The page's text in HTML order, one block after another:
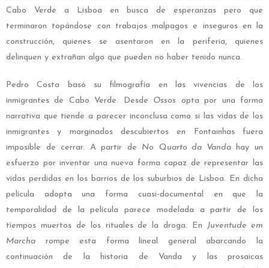
Cabo Verde a Lisboa en busca de esperanzas pero que
terminaron topándose con trabajos malpagos e inseguros en la
construcción, quienes se asentaron en la periferia, quienes
delinquen y extrañan algo que pueden no haber tenido nunca.
Pedro Costa basó su filmografía en las vivencias de los
inmigrantes de Cabo Verde. Desde Ossos opta por una forma
narrativa que tiende a parecer inconclusa como si las vidas de los
inmigrantes y marginados descubiertos en Fontainhas fuera
imposible de cerrar. A partir de No Quarto da Vandahay un
esfuerzo por inventar una nueva forma capaz de representar las
vidas perdidas en los barrios de los suburbios de Lisboa. En dicha
película adopta una forma cuasi-documental en que la
temporalidad de la película parece modelada a partir de los
tiempos muertos de los rituales de la droga. En
Juventude em
Marcha rompe esta forma lineal general abarcando la
continuación de la historia de Vanda y las prosaicas